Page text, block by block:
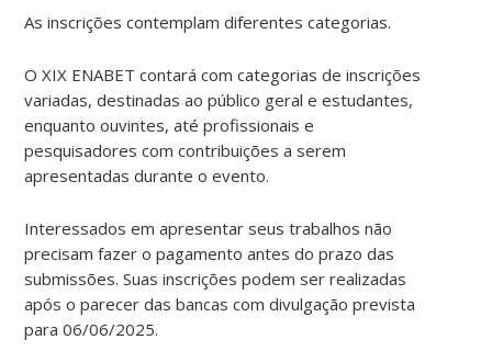
As inscrições contemplam diferentes categorias.
O XIX ENABET contará com categorias de inscrições
variadas, destinadas ao público geral e estudantes,
enquanto ouvintes, até profissionais e
pesquisadores com contribuições a serem
apresentadas durante o evento.
Interessados em apresentar seus trabalhos não
precisam fazer o pagamento antes do prazo das
submissões. Suas inscrições podem ser realizadas
após o parecer das bancas com divulgação prevista
para 06/06/2025.